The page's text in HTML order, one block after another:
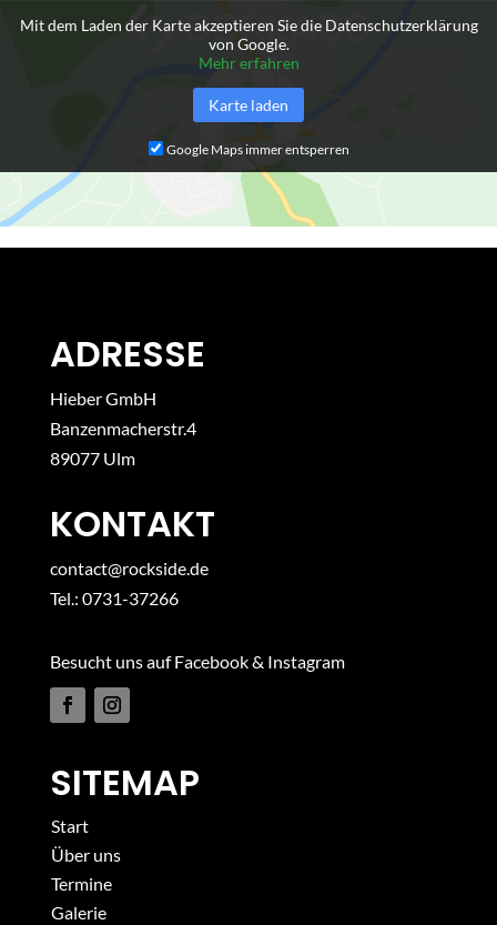
Mit dem Laden der Karte akzeptieren Sie die Datenschutzerklärung
von Google.
Mehr erfahren
Karte laden
Google Maps immer entsperren
ADRESSE
Hieber GmbH
Banzenmacherstr.4
89077 Ulm
KONTAKT
contact@rockside.de
Tel.: 0731-37266
Besucht uns auf Facebook & Instagram
SITEMAP
Start
Über uns
Termine
Galerie